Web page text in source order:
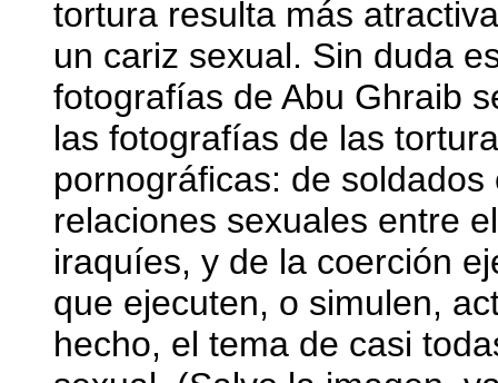
tortura resulta más
un cariz sexual. Sin duda
fotografías de Abu Ghraib
las fotografías de las
pornográficas: de
relaciones sexuales entre
iraquíes, y de la coerción
que ejecuten, o simulen,
hecho, el tema de casi